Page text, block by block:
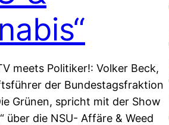
meets Politiker!: Volker Beck,
der Bundestagsfraktion
Grünen, spricht mit der Show
über die NSU- Affäre & Weed